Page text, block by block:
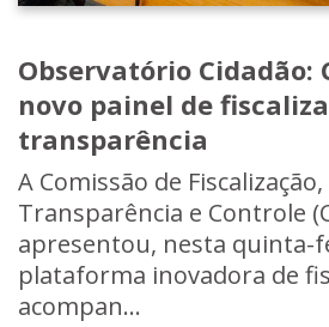
Observatório Cidadão:
novo painel de
transparência
A Comissão de
Transparência e Controle
apresentou, nesta quinta-
plataforma inovadora de
acompan...